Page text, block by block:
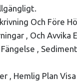
Och Före
, Och Avvika
,
, Hemlig Plan